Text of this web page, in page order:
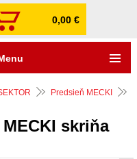
0,00 €
Predsieň MECKI
skriňa